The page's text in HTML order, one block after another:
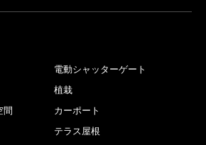
電動シャッターゲート
植栽
間
カーポート
テラス屋根